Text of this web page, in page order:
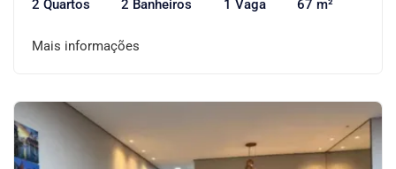
2 Quartos 2 Banheiros 1 Vaga 67 m²
Mais informações